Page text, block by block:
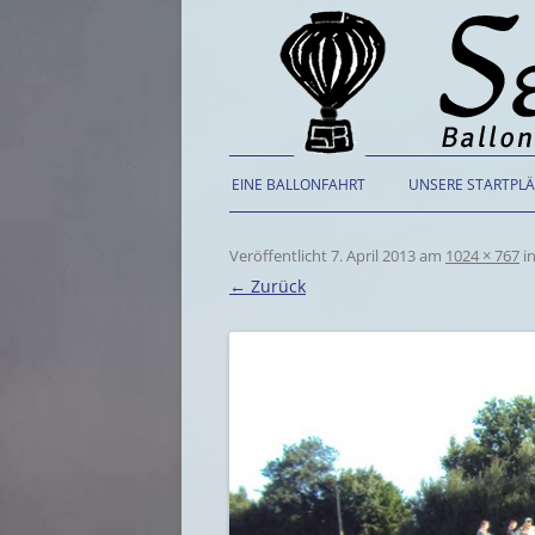
EINE BALLONFAHRT UNSERE
Veröffentlicht7. April 2013am 1024 × 767 in
← Zurück